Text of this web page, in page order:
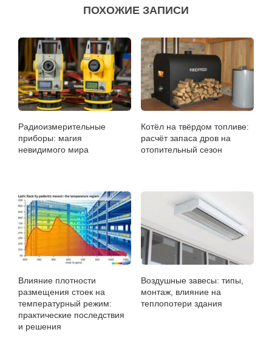
ПОХОЖИЕ ЗАПИСИ
Радиоизмерительные
приборы: магия
невидимого мира
Котёл на твёрдом топливе:
расчёт запаса дров на
отопительный сезон
Влияние плотности
размещения стоек на
температурный режим:
практические последствия
и решения
Воздушные завесы: типы,
монтаж, влияние на
теплопотери здания